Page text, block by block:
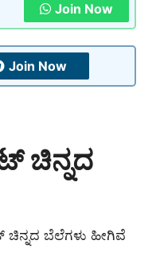
Join Now
Join Now
ಚಿನ್ನದ
ಚಿನ್ನದ ಬೆಲೆಗಳು ಹೀಗಿವೆ